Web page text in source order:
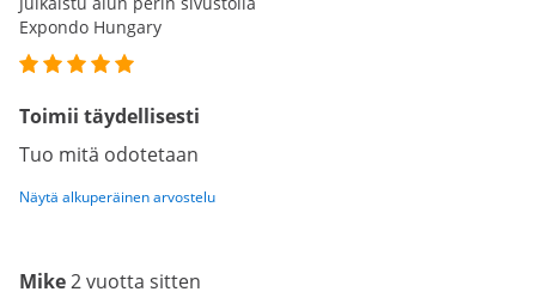
Expondo Hungary
Toimii täydellisesti
Tuo mitä odotetaan
Näytä alkuperäinen arvostelu
Mike2 vuotta sitten